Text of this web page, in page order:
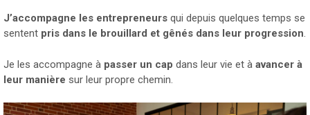
J’accompagne les entrepreneurs qui depuis quelques temps se
sentent pris dans le brouillard et gênés dans leur progression.
Je les accompagne à passer un cap dans leur vie et à avancer à
leur manière sur leur propre chemin.